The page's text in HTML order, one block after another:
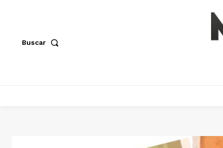
Buscar